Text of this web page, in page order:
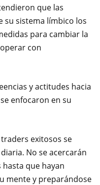
que las
su sistema límbico los
para cambiar la
con
y actitudes hacia
enfocaron en su
exitosos se
No se acercarán
que hayan
mente y preparándose